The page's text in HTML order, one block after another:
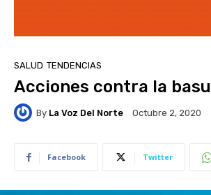
SALUD TENDENCIAS
Acciones contra la
By La Voz Del Norte Octubre 2, 2020
Facebook Twitter